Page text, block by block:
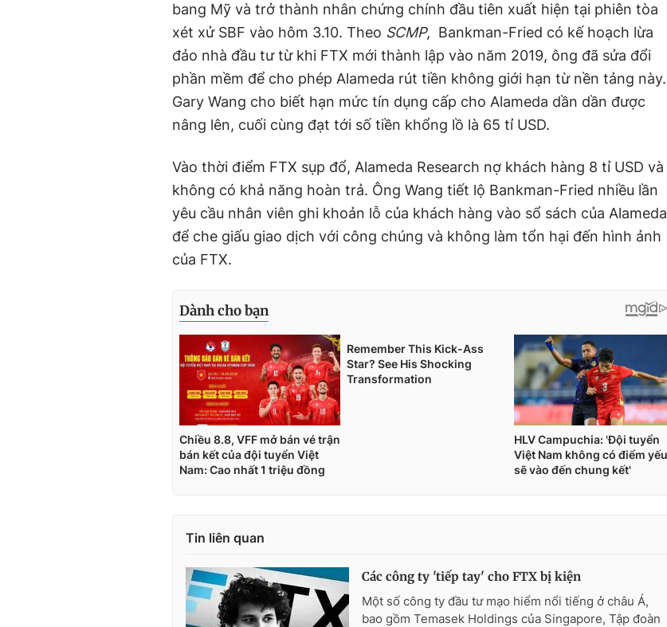
bang Mỹ và trở thành nhân chứng chính đầu tiên xuất hiện tại phiên tòa
xét xử SBF vào hôm 3.10. Theo SCMP, Bankman-Fried có kế hoạch lừa
đảo nhà đầu tư từ khi FTX mới thành lập vào năm 2019, ông đã sửa đổi
phần mềm để cho phép Alameda rút tiền không giới hạn từ nền tảng này.
Gary Wang cho biết hạn mức tín dụng cấp cho Alameda dần dần được
nâng lên, cuối cùng đạt tới số tiền khổng lồ là 65 tỉ USD.
Vào thời điểm FTX sụp đổ, Alameda Research nợ khách hàng 8 tỉ USD và
không có khả năng hoàn trả. Ông Wang tiết lộ Bankman-Fried nhiều lần
yêu cầu nhân viên ghi khoản lỗ của khách hàng vào sổ sách của Alameda
để che giấu giao dịch với công chúng và không làm tổn hại đến hình ảnh
của FTX.
Tin liên quan
Các công ty 'tiếp tay' cho FTX bị kiện
Một số công ty đầu tư mạo hiểm nổi tiếng ở châu Á,
bao gồm Temasek Holdings của Singapore, Tập đoàn